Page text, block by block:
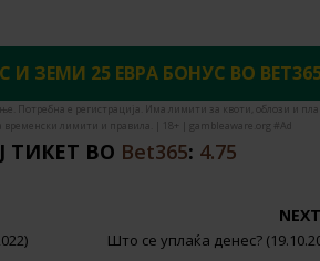
И ЗЕМИ 25 ЕВРА БОНУС ВО
Потребна е регистрација. Има лимити за квоти, облози и
временски лимити и правила. | 18+ | gambleaware.org #Ad
ТИКЕТ ВО Bet365: 4.75
NEXT
Што се уплаќа денес?